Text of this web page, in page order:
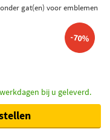
gat(en) voor emblemen
-70%
bij u geleverd.